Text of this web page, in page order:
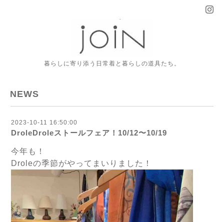
暮らしに寄り添う日常着と暮らしの道具たち。
NEWS
2023-10-11 16:50:00
DroleDroleストールフェア！10/12〜10/19
今年も！
Droleの季節がやってまいりました！